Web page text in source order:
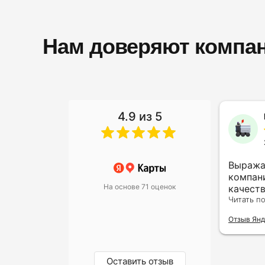
Нам доверяют
4.9 из 5
На основе 71 оценок
Оставить отзыв
Алина Гайдарова
Не первый раз обращаюсь
сюда, очень довольна
результатом. Юристы
только
Читать
Отзыв